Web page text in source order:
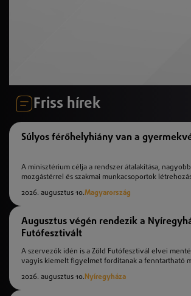
Friss hírek
Súlyos férőhelyhiány van a
A minisztérium célja a rendszer átalakítása,
mozgástérrel és szakmai munkacsoportok
2026. augusztus 10.Magyarország
Augusztus végén rendezik a
Futófesztivált
A szervezők idén is a Zöld Futófesztivál elvei
vagyis kiemelt figyelmet fordítanak a fenntartható
2026. augusztus 10.Nyíregyháza